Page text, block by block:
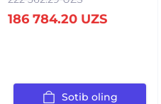
186 784.20 UZS
Sotib oling